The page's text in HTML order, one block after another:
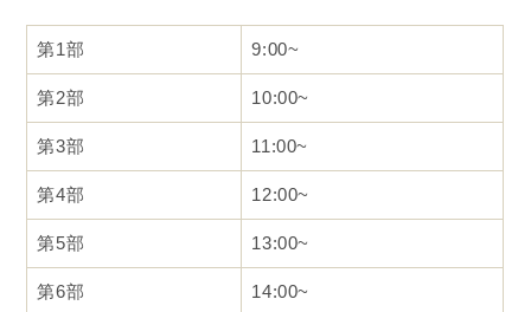
第1部 9:00~
第2部 10:00~
第3部 11:00~
第4部 12:00~
第5部 13:00~
第6部 14:00~